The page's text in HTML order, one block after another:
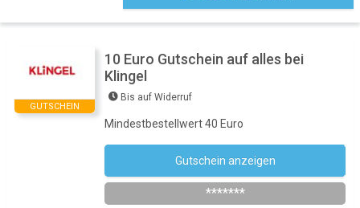
GUTSCHEIN
10 Euro Gutschein auf alles bei
Klingel
Bis auf Widerruf
Mindestbestellwert 40 Euro
Gutschein anzeigen
*******